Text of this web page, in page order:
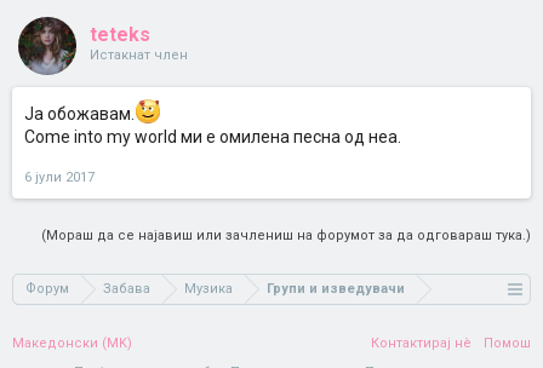
teteks
Истакнат член
Ја обожавам.
Come into my world ми е омилена песна од неа.
6 јули 2017
(Мораш да се најавиш или зачлениш на форумот за да одговараш тука.)
Форум Забава Музика Групи и изведувачи
Македонски (MK) Контактирај нè
Помош